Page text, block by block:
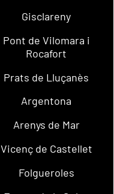
Gisclareny
Pont de Vilomara i
Rocafort
Prats de Lluçanès
Argentona
Arenys de Mar
Vicenç de Castellet
Folgueroles